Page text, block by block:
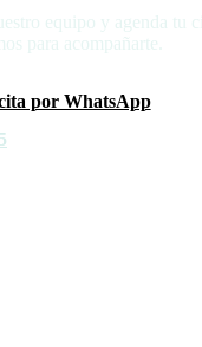
equipo y agenda tu
para acompañarte.
por WhatsApp